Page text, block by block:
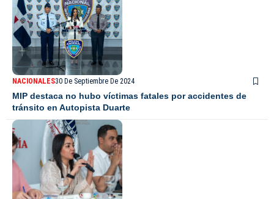
NACIONALES30 De Septiembre De 2024
MIP destaca no hubo víctimas fatales por accidentes de
tránsito en Autopista Duarte